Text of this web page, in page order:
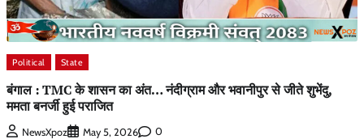
Political State
बंगाल : TMC के शासन का अंत… नंदीग्राम और भवानीपुर से जीते शुभेंदु,
ममता बनर्जी हुई पराजित
NewsXpoz May 5, 2026 0